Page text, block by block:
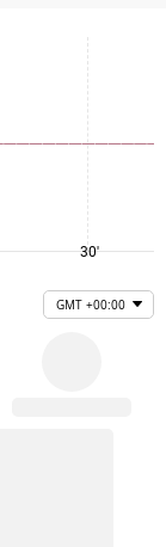
30'
GMT +00:00